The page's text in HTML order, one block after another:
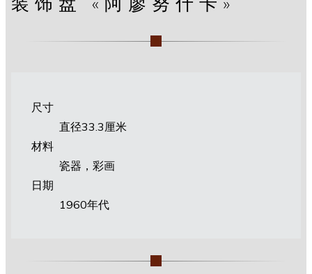
尺寸
直径33.3厘米
材料
瓷器，彩画
日期
1960年代